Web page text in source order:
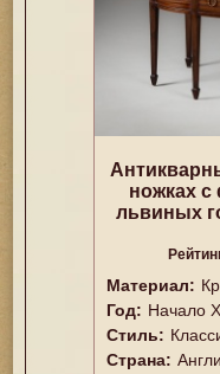
ножках с
львиных
Материал:
Год: Начало
Стиль:
Страна: